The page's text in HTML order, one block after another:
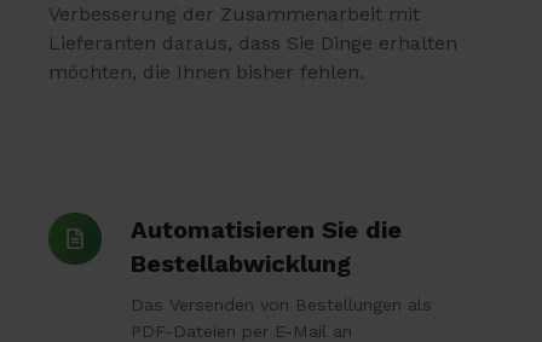
Verbesserung der Zusammenarbeit mit
Lieferanten daraus, dass Sie Dinge erhalten
möchten, die Ihnen bisher fehlen.
Automatisieren Sie die
Bestellabwicklung
Das Versenden von Bestellungen als
PDF-Dateien per E-Mail an
Automatisieren
Sie
Bestellabwicklung